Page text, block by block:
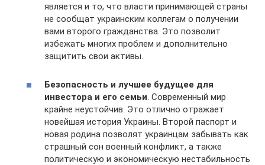
является и то, что власти принимающей страны
не сообщат украинским коллегам о получении
вами второго гражданства. Это позволит
избежать многих проблем и дополнительно
защитить свои активы.
Безопасность и лучшее будущее для
инвестора и его семьи . Современный мир
крайне неустойчив. Это отлично отражает
новейшая история Украины. Второй паспорт и
новая родина позволят украинцам забывать как
страшный сон военный конфликт, а также
политическую и экономическую нестабильность